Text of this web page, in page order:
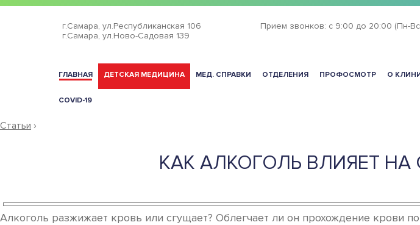
г.Самара, ул.Республиканская 106
г.Самара, ул.Ново-Садовая 139
Прием звонков: с 9:00 до 20:00 (Пн-
ГЛАВНАЯ ДЕТСКАЯ МЕДИЦИНА МЕД. СПРАВКИ ОТДЕЛЕНИЯ ПРОФОСМОТР О
COVID-19
Статьи ›
КАК АЛКОГОЛЬ ВЛИЯЕТ
Алкоголь разжижает кровь или сгущает? Облегчает ли он прохождение крови